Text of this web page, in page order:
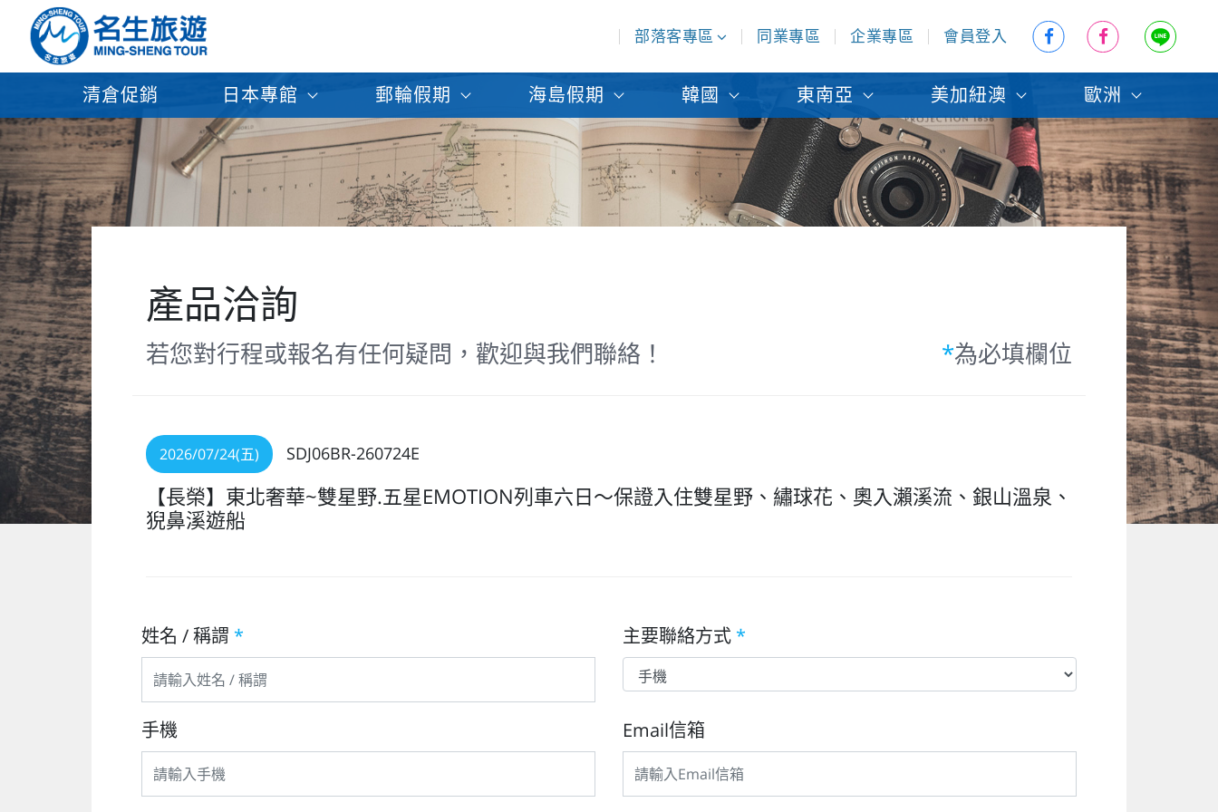
部落客專區 同業專區 企業專區 會員登入
清倉促銷 日本專館 郵輪假期 海島假期 韓國 東南亞 美加紐澳 歐洲
產品洽詢
若您對行程或報名有任何疑問，歡迎與我們聯絡！ *為必填欄位
2026/07/24(五) SDJ06BR-260724E
【長榮】東北奢華~雙星野.五星EMOTION列車六日～保證入住雙星野、繡球花、奧入瀨溪流、銀山溫泉、
猊鼻溪遊船
姓名 / 稱謂 * 主要聯絡方式 *
手機 Email信箱